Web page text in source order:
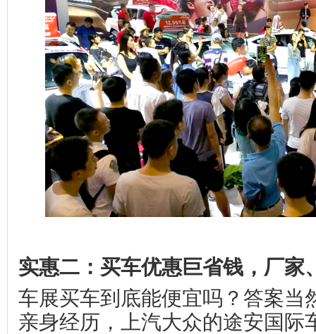
实惠二：买车优惠巨省钱，厂家
车展买车到底能便宜吗？答案当
亲身经历，上汽大众的途安国际